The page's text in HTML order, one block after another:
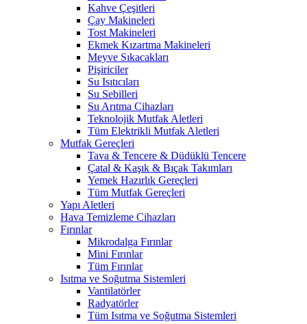
Kahve Çeşitleri
Çay Makineleri
Tost Makineleri
Ekmek Kızartma Makineleri
Meyve Sıkacakları
Pişiriciler
Su Isıtıcıları
Su Sebilleri
Su Arıtma Cihazları
Teknolojik Mutfak Aletleri
Tüm Elektrikli Mutfak Aletleri
Mutfak Gereçleri
Tava & Tencere & Düdüklü Tencere
Çatal & Kaşık & Bıçak Takımları
Yemek Hazırlık Gereçleri
Tüm Mutfak Gereçleri
Yapı Aletleri
Hava Temizleme Cihazları
Fırınlar
Mikrodalga Fırınlar
Mini Fırınlar
Tüm Fırınlar
Isıtma ve Soğutma Sistemleri
Vantilatörler
Radyatörler
Tüm Isıtma ve Soğutma Sistemleri